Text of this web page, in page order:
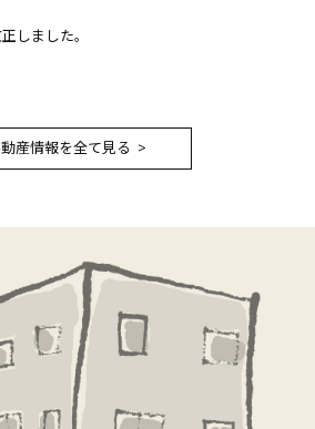
しました。
産情報を全て見る